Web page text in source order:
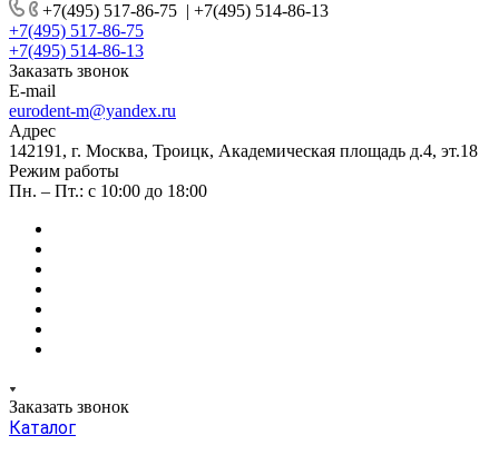
+7(495) 517-86-75 | +7(495) 514-86-13
+7(495) 517-86-75
+7(495) 514-86-13
Заказать звонок
E-mail
eurodent-m@yandex.ru
Адрес
142191, г. Москва, Троицк, Академическая площадь д.4, эт.18
Режим работы
Пн. – Пт.: с 10:00 до 18:00
Заказать звонок
Каталог